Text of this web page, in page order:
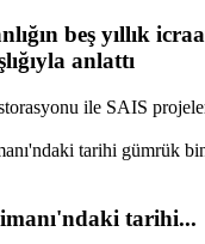
beş yıllık
anlattı
ile SAIS
tarihi...